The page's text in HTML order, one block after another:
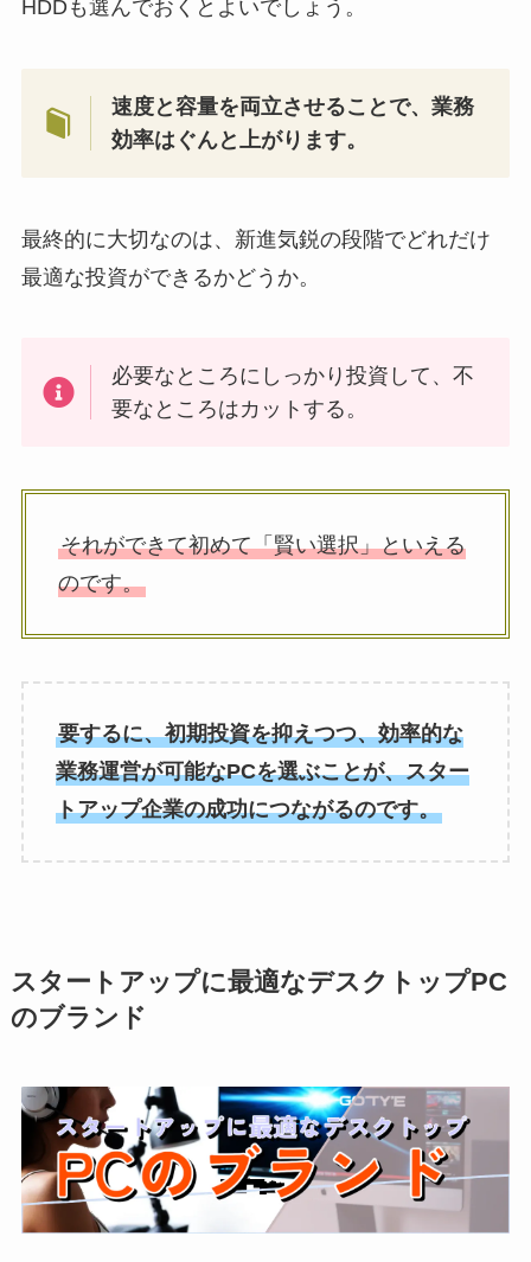
HDDも選んでおくとよいでしょう。
速度と容量を両立させることで、業務
効率はぐんと上がります。
最終的に大切なのは、新進気鋭の段階でどれだけ
最適な投資ができるかどうか。
必要なところにしっかり投資して、不
要なところはカットする。
それができて初めて「賢い選択」といえる
のです。
要するに、初期投資を抑えつつ、効率的な
業務運営が可能なPCを選ぶことが、スター
トアップ企業の成功につながるのです。
スタートアップに最適なデスクトップPC
のブランド